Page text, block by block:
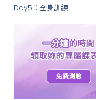
Day5：全身訓練